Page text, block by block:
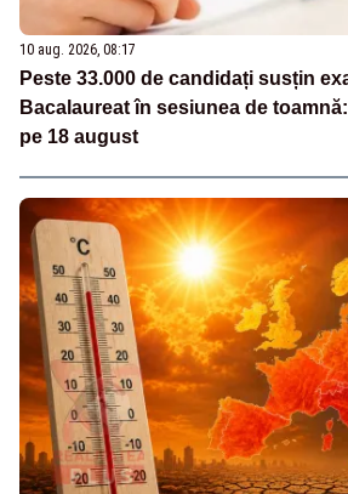
10 aug. 2026, 08:17
Peste 33.000 de candidați susțin
Bacalaureat în sesiunea de
pe 18 august